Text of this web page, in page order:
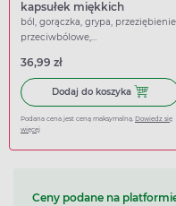
kapsułek miękkich
ból, gorączka, grypa,
przeciwbólowe,
36,99 zł
Dodaj do koszyka Dodaj
Podana cena jest ceną maksymalną. Dowiedz się
więcej
Ceny podane na